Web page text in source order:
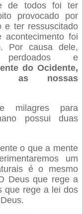
de todos foi ter
provocado por
e ter ressuscitado
foi
Por causa dele,
e
do Ocidente,
as nossas
milagres para
possui duas
o que a mente
um
é o mesmo
Deus que rege a
que rege a lei dos